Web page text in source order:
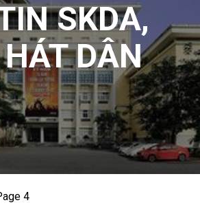
SKDA,
DÂN
4